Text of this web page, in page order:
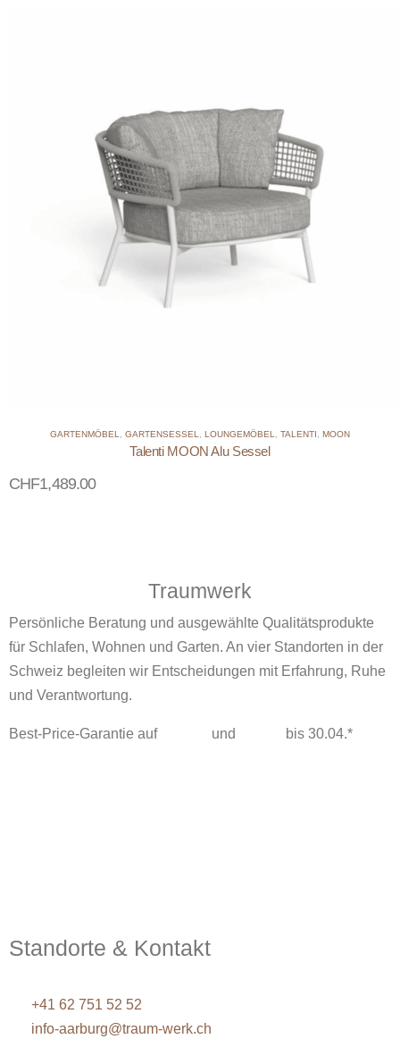
GARTENMÖBEL GARTENSESSEL LOUNGEMÖBEL TALENTI MOON
Talenti MOON Alu Sessel
CHF1,489.00
Traumwerk
Persönliche Beratung und ausgewählte Qualitätsprodukte
für Schlafen, Wohnen und Garten. An vier Standorten in der
Schweiz begleiten wir Entscheidungen mit Erfahrung, Ruhe
und Verantwortung.
Best-Price-Garantie auf und bis 30.04.*
Standorte & Kontakt
+41 62 751 52 52
info-aarburg@traum-werk.ch